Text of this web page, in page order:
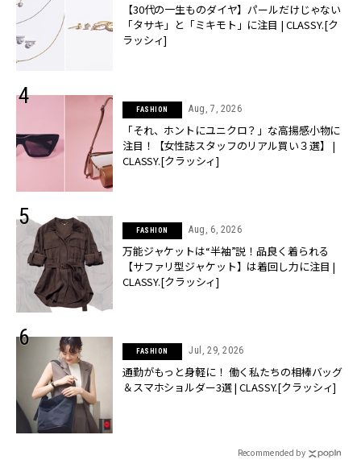
【30代の一生ものダイヤ】パールだけじゃない
「タサキ」と「ミキモト」に注目 | CLASSY.[ク
ラッシィ]
FASHION Aug, 7, 2026
「それ、ホントにユニクロ？」な高揚感小物に
注目！【女性誌スタッフのリアル買い３選】 |
CLASSY.[クラッシィ]
FASHION Aug, 6, 2026
万能ジャケットは“半袖”説！品良く着られる
【サファリ型ジャケット】は着回し力に注目 |
CLASSY.[クラッシィ]
FASHION Jul, 29, 2026
通勤がもっと身軽に！ 働く私たちの相棒バッグ
＆スマホショルダー3選 | CLASSY.[クラッシィ]
Recommended by